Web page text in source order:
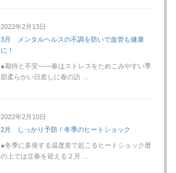
2022年2月13日
3月 メンタルヘルスの不調を防いで血管も健康
に！
●期待と不安――春はストレスをためこみやすい季
節柔らかい日差しに春の訪 …
2022年2月10日
2月 しっかり予防！冬季のヒートショック
●冬季に多発する温度差で起こるヒートショック暦
の上では立春を迎える２月 …